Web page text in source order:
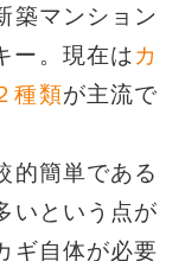
築マンション
ー。現在はカ
種類が主流で
的簡単である
いという点が
ギ自体が必要